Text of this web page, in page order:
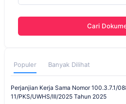
Cari
Populer Banyak Dilihat
Perjanjian Kerja Sama Nomor 100.3.7.1/
11/PKS/UWHS/III/2025 Tahun 2025